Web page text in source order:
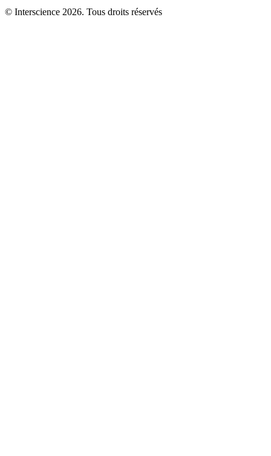
© Interscience 2026. Tous droits réservés